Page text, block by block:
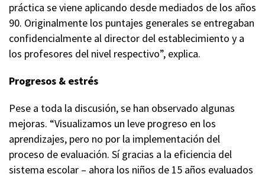
práctica se viene aplicando desde mediados de los años
90. Originalmente los puntajes generales se entregaban
confidencialmente al director del establecimiento y a
los profesores del nivel respectivo”, explica.
Progresos & estrés
Pese a toda la discusión, se han observado algunas
mejoras. “Visualizamos un leve progreso en los
aprendizajes, pero no por la implementación del
proceso de evaluación. Sí gracias a la eficiencia del
sistema escolar – ahora los niños de 15 años evaluados